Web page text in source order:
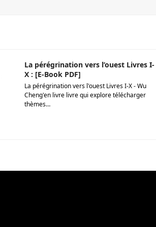
La pérégrination vers l’ouest Livres I-
X : [E-Book PDF]
La pérégrination vers l'ouest Livres I-X - Wu
Cheng'en livre livre qui explore télécharger
thèmes…